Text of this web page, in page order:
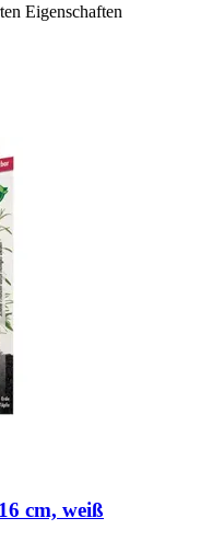
Eigenschaften
cm, weiß